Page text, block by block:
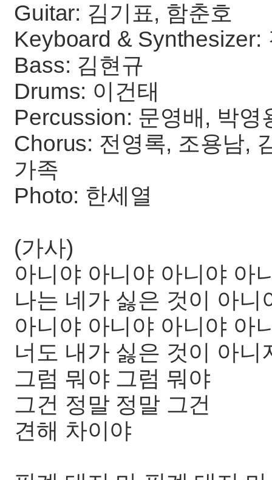
Guitar: 김기표, 함춘호
Keyboard & Synthesizer:
Bass: 김현규
Drums: 이건태
Percussion: 문영배, 박영
Chorus: 전영록, 조용남,
가족
Photo: 한세열
(가사)
아니야 아니야 아니야 아
나는 네가 싫은 것이 아니
아니야 아니야 아니야 아
너도 내가 싫은 것이 아니
그럼 뭐야 그럼 뭐야
그건 정말 정말 그건
견해 차이야